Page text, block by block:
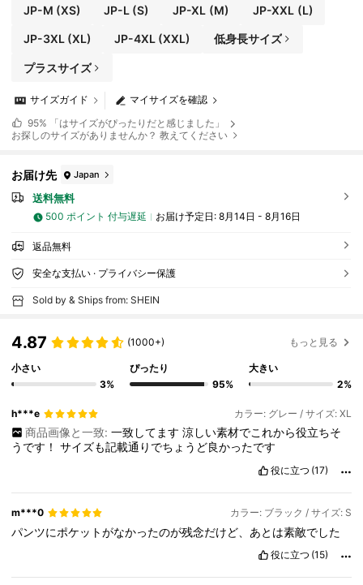
JP-M (XS) JP-L (S) JP-XL (M) JP-XXL (L)
JP-3XL(XL) JP-4XL (XXL) 低身長サイズ
プラスサイズ
マイサイズを確認
サイズガイド
95% 「はサイズがぴったりだと感じました」
お探しのサイズがありませんか？ 教えてください
お届け先 Japan
送料無料
500 ポイント 付与遅延 お届け予定日: 8月14日 - 8月16日
返品無料
安全な支払い · プライバシー保護
Sold by & Ships from: SHEIN
4.87 (1000+) もっと見る
小さい
3%
ぴったり
95%
大きい
2%
h***e カラー: グレー / サイズ: XL
商品画像と一致: 一致してます 涼しい素材でこれから役立ちそ
うです！サイズも記載通りでちょうど良かったです
役に立つ (17)
m***0 カラー: ブラック / サイズ: S
パンツにポケットがなかったのが残念だけど、あとは素敵でした
役に立つ (15)